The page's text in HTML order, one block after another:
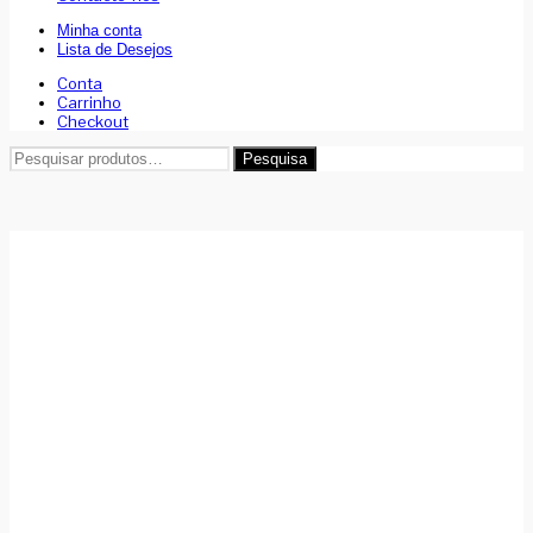
Minha conta
Lista de Desejos
Conta
Carrinho
Checkout
Pesquisar
por:
Pesquisa